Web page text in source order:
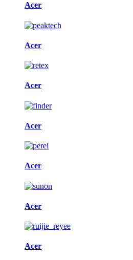
Acer
Acer
Acer
Acer
Acer
Acer
Acer